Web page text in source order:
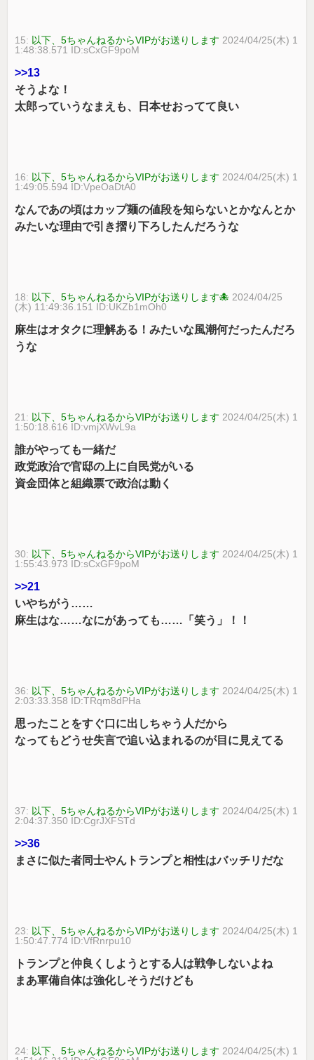
15: 以下、5ちゃんねるからVIPがお送りします 2024/04/25(木) 1
1:48:38.571 ID:sCxGF9poM
>>13
そうよな！
太郎っていうなまえも、日本せおってて良い
16: 以下、5ちゃんねるからVIPがお送りします 2024/04/25(木) 1
1:49:05.594 ID:VpeOaDtA0
なんであの頃はカップ麺の値段を知らないとかなんとか
みたいな理由で引き摺り下ろしたんだろうな
18: 以下、5ちゃんねるからVIPがお送りします🐙 2024/04/25
(木) 11:49:36.151 ID:UKZb1mOh0
麻生はオタクに理解ある！みたいな風潮何だったんだろ
うな
21: 以下、5ちゃんねるからVIPがお送りします 2024/04/25(木) 1
1:50:18.616 ID:vmjXWvL9a
誰がやっても一緒だ
政党政治で官邸の上に自民党がいる
資金団体と組織票で政治は動く
30: 以下、5ちゃんねるからVIPがお送りします 2024/04/25(木) 1
1:55:43.973 ID:sCxGF9poM
>>21
いやちがう……
麻生はな……なにがあっても……「笑う」！！
36: 以下、5ちゃんねるからVIPがお送りします 2024/04/25(木) 1
2:03:33.358 ID:TRqm8dPHa
思ったことをすぐ口に出しちゃう人だから
なってもどうせ失言で追い込まれるのが目に見えてる
37: 以下、5ちゃんねるからVIPがお送りします 2024/04/25(木) 1
2:04:37.350 ID:CgrJXFSTd
>>36
まさに似た者同士やんトランプと相性はバッチリだな
23: 以下、5ちゃんねるからVIPがお送りします 2024/04/25(木) 1
1:50:47.774 ID:VfRnrpu10
トランプと仲良くしようとする人は戦争しないよね
まあ軍備自体は強化しそうだけども
24: 以下、5ちゃんねるからVIPがお送りします 2024/04/25(木) 1